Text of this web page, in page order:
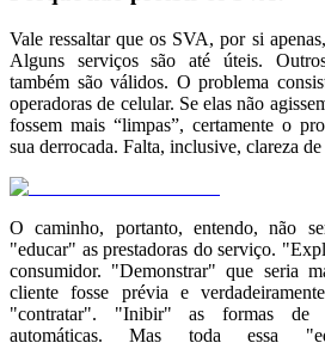
Vale ressaltar que os SVA, por si
Alguns serviços são até úteis.
também são válidos. O problema
operadoras de celular. Se elas não
fossem mais “limpas”, certamente o
sua derrocada. Falta, inclusive, clareza
O caminho, portanto, entendo, não
"educar" as prestadoras do serviço.
consumidor. "Demonstrar" que seria
cliente fosse prévia e
"contratar". "Inibir" as formas de
automáticas. Mas toda essa